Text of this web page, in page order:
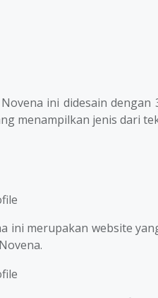
ini didesain
menampilkan jenis dari
ini merupakan website